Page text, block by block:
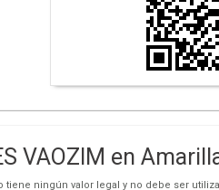
VAOZIM en
ningún valor legal y no debe ser